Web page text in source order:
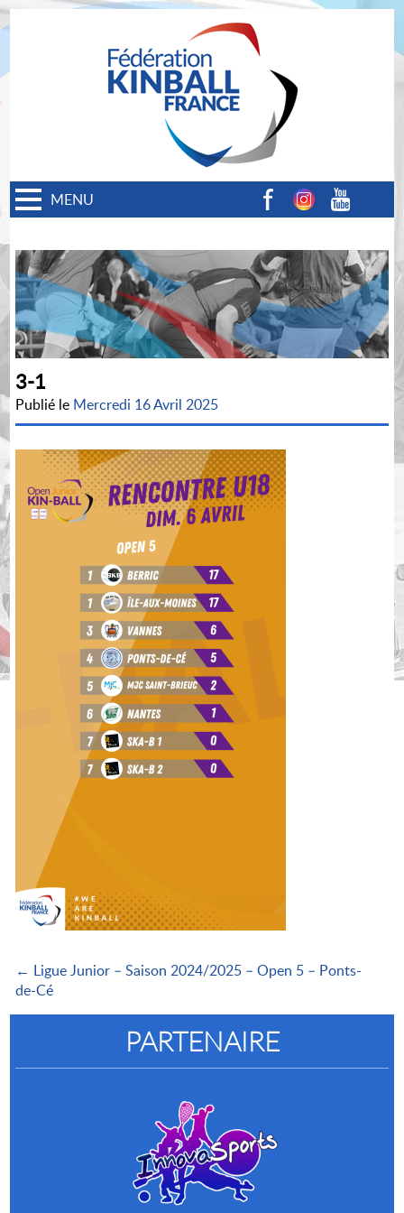
MENU
3-1
Publié le Mercredi 16 Avril 2025
← Ligue Junior – Saison 2024/2025 – Open 5 – Ponts-
de-Cé
PARTENAIRE